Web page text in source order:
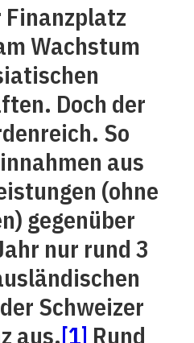
Finanzplatz
Wachstum
Doch der
So
aus
(ohne
gegenüber
nur rund 3
Schweizer
aus.[1] Rund